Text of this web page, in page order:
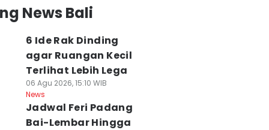
News Bali
6 Ide Rak Dinding
agar Ruangan Kecil
Terlihat Lebih Lega
06 Agu 2026, 15:10 WIB
News
Jadwal Feri Padang
Bai-Lembar Hingga